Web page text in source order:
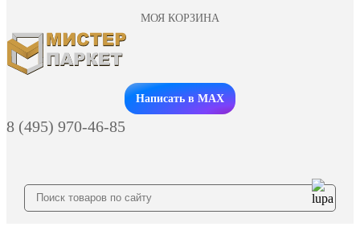
МОЯ КОРЗИНА
Заказать звонок
Написать в MAX
8 (495) 970-46-85